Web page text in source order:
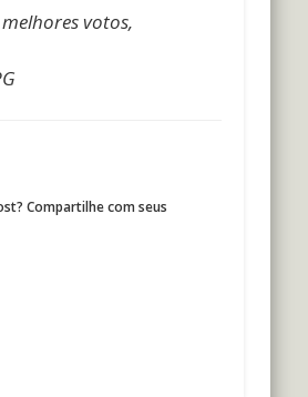
votos,
Compartilhe com seus